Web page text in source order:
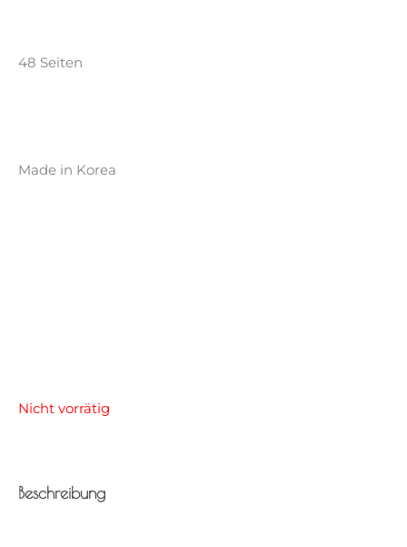
48 Seiten
Made in Korea
Nicht vorrätig
Beschreibung